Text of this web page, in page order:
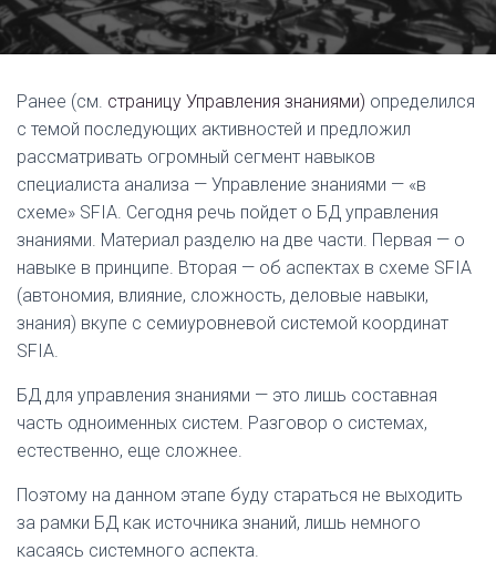
А
Г
Ранее (см. страницу Управления знаниями) определился
с темой последующих активностей и предложил
рассматривать огромный сегмент навыков
специалиста анализа — Управление знаниями — «в
схеме» SFIA. Сегодня речь пойдет о БД управления
знаниями. Материал разделю на две части. Первая — о
навыке в принципе. Вторая — об аспектах в схеме SFIA
(автономия, влияние, сложность, деловые навыки,
знания) вкупе с семиуровневой системой координат
SFIA.
БД для управления знаниями — это лишь составная
часть одноименных систем. Разговор о системах,
естественно, еще сложнее.
Поэтому на данном этапе буду стараться не выходить
за рамки БД как источника знаний, лишь немного
касаясь системного аспекта.